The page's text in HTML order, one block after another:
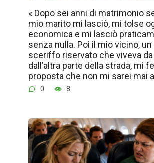
« Dopo sei anni di matrimonio
mio marito mi lasciò, mi tolse
economica e mi lasciò
senza nulla. Poi il mio vicino, un
sceriffo riservato che viveva
dall’altra parte della strada, mi
proposta che non mi sarei mai
0 8